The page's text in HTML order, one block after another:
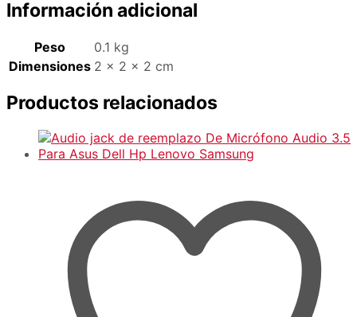
Información adicional
Peso
0.1 kg
Dimensiones 2 × 2 × 2 cm
Productos relacionados